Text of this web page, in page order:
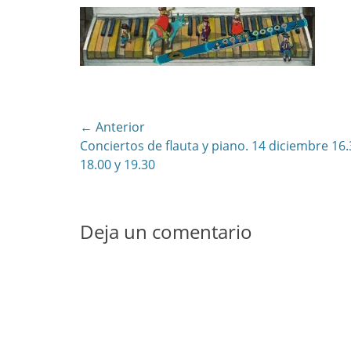
Navegación
de
entradas
← Anterior
Entrada
anterior:
Conciertos de flauta y piano. 14 diciembre
18.00 y 19.30
Deja un comentario